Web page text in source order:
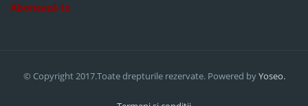
Abonează-te
© Copyright 2017.Toate drepturile rezervate. Powered byYoseo.